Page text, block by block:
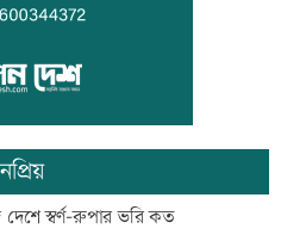
মামলায় ঢাকা ব্যাংকের ৪ কর্মকর্তার
রহমান দেশে প্রথম সবুজ বিপ্লবের
দিয়েছিলেন: পরিবেশমন্ত্রী
স্বর্ণ-রুপার ভরি কত